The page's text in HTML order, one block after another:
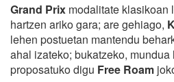
Grand Prix modalitate klasikoan
hartzen ariko gara; are gehiago,
lehen postuetan mantendu
ahal izateko; bukatzeko,
proposatuko digu Free Roam